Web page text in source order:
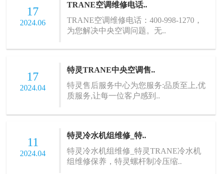
17
2024.06
TRANE空调维修电话..
TRANE空调维修电话：400-998-1270，
为您解决中央空调问题。无..
17
2024.04
特灵TRANE中央空调售..
特灵售后服务中心为您服务:品质至上,优
质服务,让每一位客户感到..
11
2024.04
特灵冷水机组维修_特..
特灵冷水机组维修_特灵TRANE冷水机
组维修保养，特灵螺杆制冷压缩..